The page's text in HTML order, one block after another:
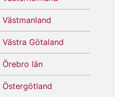
Västmanland
Västra Götaland
Örebro län
Östergötland